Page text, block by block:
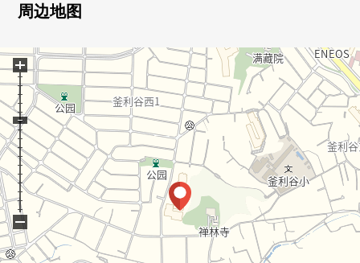
・阳光在南和朝西的阳台良好
・在全居室有存储空间和窗
・难以有味的独立的约3.1张塌塌米厨房
・有作为储藏室或者走廊等的充实的存储空间
・从属于容易保持隐私的凹室
▼周边环境
・学区的小学，公园步行5分钟的范围以内
■ 在找想要的家方面给予帮助的・・・
房源的详细、需讨论是如有意向，请跟我们联系。
负责：根津(nezu)TEL：070-7773-5423
周边地图
+
−